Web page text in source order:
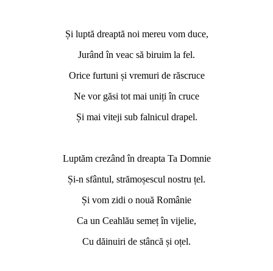
Și luptă dreaptă noi mereu vom duce,
Jurând în veac să biruim la fel.
Orice furtuni și vremuri de răscruce
Ne vor găsi tot mai uniți în cruce
Și mai viteji sub falnicul drapel.
Luptăm crezând în dreapta Ta Domnie
Și-n sfântul, strămoșescul nostru țel.
Și vom zidi o nouă Românie
Ca un Ceahlău semeț în vijelie,
Cu dăinuiri de stâncă și oțel.